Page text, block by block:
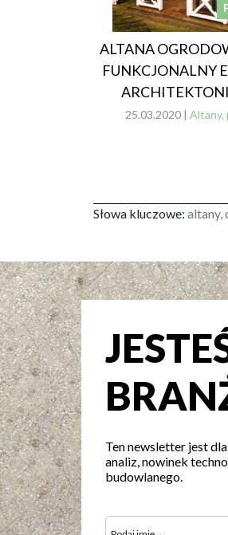
ALTANA
FUNKCJONALNY
25.03.2020 | Altany,
Słowa kluczowe: altany,
Ten newsletter jest
analiz, nowinek
budowlanego.